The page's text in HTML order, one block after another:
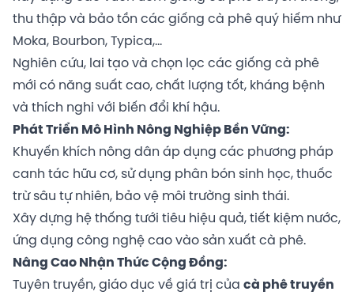
thu thập và bảo tồn các giống cà phê quý hiếm như
Moka, Bourbon, Typica,...
Nghiên cứu, lai tạo và chọn lọc các giống cà phê
mới có năng suất cao, chất lượng tốt, kháng bệnh
và thích nghi với biến đổi khí hậu.
Phát Triển Mô Hình Nông Nghiệp Bền Vững:
Khuyến khích nông dân áp dụng các phương pháp
canh tác hữu cơ, sử dụng phân bón sinh học, thuốc
trừ sâu tự nhiên, bảo vệ môi trường sinh thái.
Xây dựng hệ thống tưới tiêu hiệu quả, tiết kiệm nước,
ứng dụng công nghệ cao vào sản xuất cà phê.
Nâng Cao Nhận Thức Cộng Đồng:
Tuyên truyền, giáo dục về giá trị của cà phê truyền